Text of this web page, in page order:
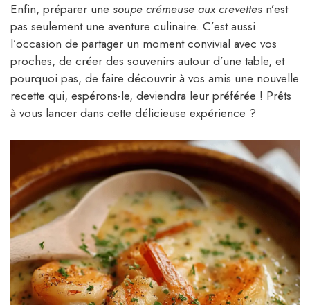
Enfin, préparer une soupe crémeuse aux crevettes n’est
pas seulement une aventure culinaire. C’est aussi
l’occasion de partager un moment convivial avec vos
proches, de créer des souvenirs autour d’une table, et
pourquoi pas, de faire découvrir à vos amis une nouvelle
recette qui, espérons-le, deviendra leur préférée ! Prêts
à vous lancer dans cette délicieuse expérience ?